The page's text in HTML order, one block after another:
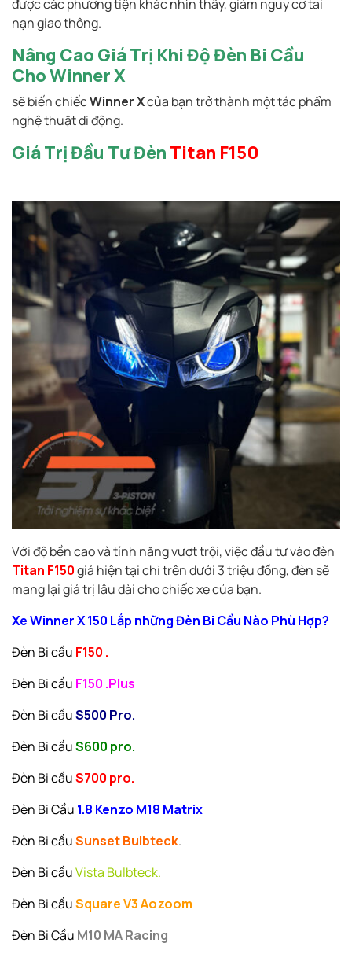
được các phương tiện khác nhìn thấy, giảm nguy cơ tai
nạn giao thông.
Nâng Cao Giá Trị Khi Độ Đèn Bi Cầu
Cho Winner X
sẽ biến chiếcWinner Xcủa bạn trở thành một tác phẩm
nghệ thuật di động.
Giá Trị Đầu Tư Đèn Titan F150
Với độ bền cao và tính năng vượt trội, việc đầu tư vào đèn
Titan F150giá hiện tại chỉ trên dưới 3 triệu đồng, đèn sẽ
mang lại giá trị lâu dài cho chiếc xe của bạn.
Xe Winner X 150 Lắp những Đèn Bi Cầu Nào Phù Hợp?
Đèn Bi cầu F150 .
Đèn Bi cầu F150 .Plus
Đèn Bi cầuS500 Pro.
Đèn Bi cầuS600 pro.
Đèn Bi cầuS700 pro.
Đèn Bi Cầu 1.8 Kenzo M18 Matrix
Đèn Bi cầuSunset Bulbteck.
Đèn Bi cầuVista Bulbteck.
Đèn Bi cầuSquare V3 Aozoom
Đèn Bi Cầu M10 MA Racing